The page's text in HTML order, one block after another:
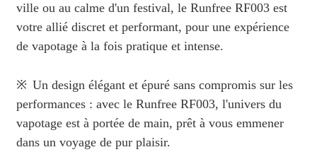
ville ou au calme d'un festival, le Runfree RF003 est
votre allié discret et performant, pour une expérience
de vapotage à la fois pratique et intense.
※ Un design élégant et épuré sans compromis sur les
performances : avec le Runfree RF003, l'univers du
vapotage est à portée de main, prêt à vous emmener
dans un voyage de pur plaisir.